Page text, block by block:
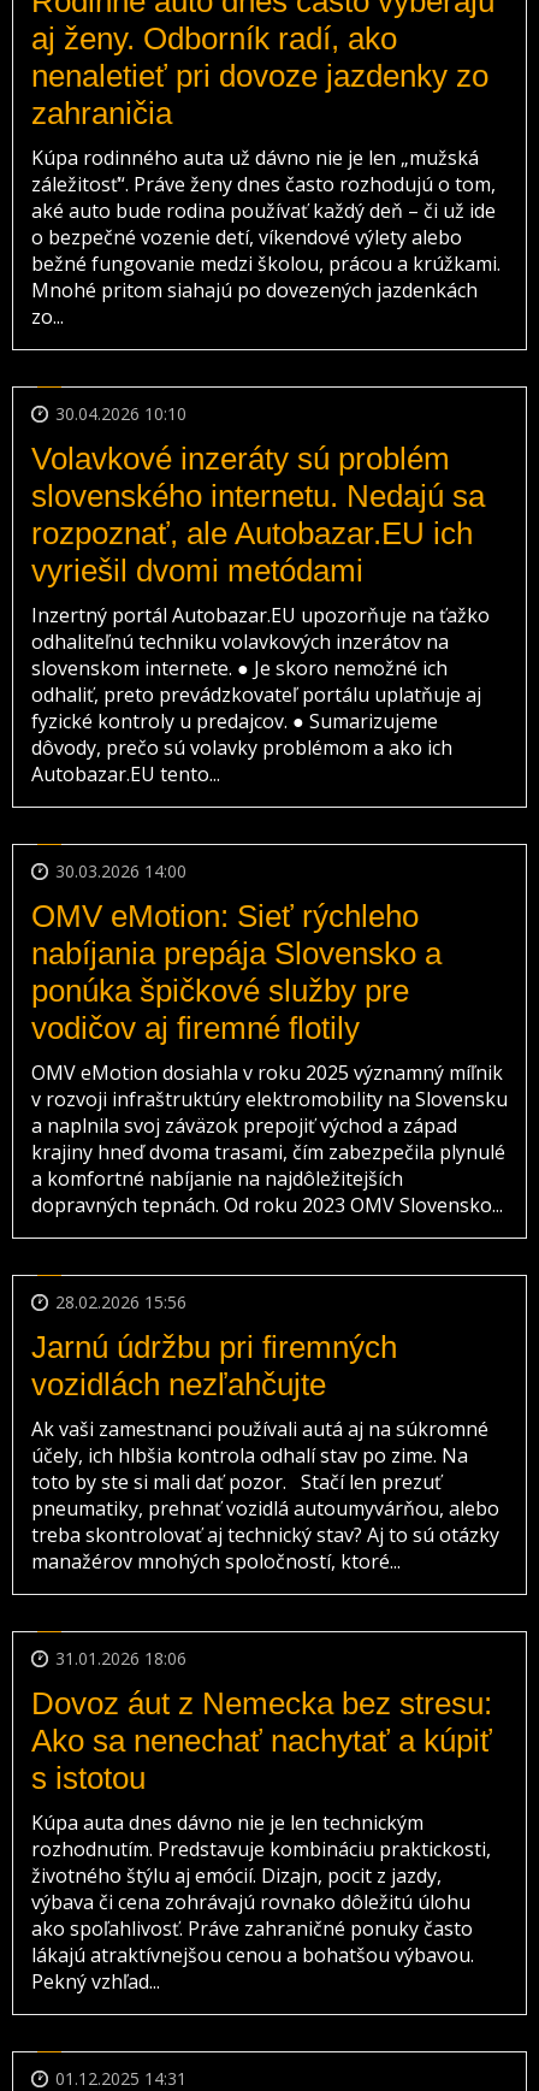
aj ženy. Odborník radí, ako
nenaletieť pri dovoze jazdenky zo
zahraničia
Kúpa rodinného auta už dávno nie je len „mužská
záležitosť“. Práve ženy dnes často rozhodujú o tom,
aké auto bude rodina používať každý deň – či už ide
o bezpečné vozenie detí, víkendové výlety alebo
bežné fungovanie medzi školou, prácou a krúžkami.
Mnohé pritom siahajú po dovezených jazdenkách
zo...
30.04.2026 10:10
Volavkové inzeráty sú problém
slovenského internetu. Nedajú sa
rozpoznať, ale Autobazar.EU ich
vyriešil dvomi metódami
Inzertný portál Autobazar.EU upozorňuje na ťažko
odhaliteľnú techniku volavkových inzerátov na
slovenskom internete. ● Je skoro nemožné ich
odhaliť, preto prevádzkovateľ portálu uplatňuje aj
fyzické kontroly u predajcov. ● Sumarizujeme
dôvody, prečo sú volavky problémom a ako ich
Autobazar.EU tento...
30.03.2026 14:00
OMV eMotion: Sieť rýchleho
nabíjania prepája Slovensko a
ponúka špičkové služby pre
vodičov aj firemné flotily
OMV eMotion dosiahla v roku 2025 významný míľnik
v rozvoji infraštruktúry elektromobility na Slovensku
a naplnila svoj záväzok prepojiť východ a západ
krajiny hneď dvoma trasami, čím zabezpečila plynulé
a komfortné nabíjanie na najdôležitejších
dopravných tepnách. Od roku 2023 OMV Slovensko...
28.02.2026 15:56
Jarnú údržbu pri firemných
vozidlách nezľahčujte
Ak vaši zamestnanci používali autá aj na súkromné
účely, ich hlbšia kontrola odhalí stav po zime. Na
toto by ste si mali dať pozor. Stačí len prezuť
pneumatiky, prehnať vozidlá autoumyvárňou, alebo
treba skontrolovať aj technický stav? Aj to sú otázky
manažérov mnohých spoločností, ktoré...
31.01.2026 18:06
Dovoz áut z Nemecka bez stresu:
Ako sa nenechať nachytať a kúpiť
s istotou
Kúpa auta dnes dávno nie je len technickým
rozhodnutím. Predstavuje kombináciu praktickosti,
životného štýlu aj emócií. Dizajn, pocit z jazdy,
výbava či cena zohrávajú rovnako dôležitú úlohu
ako spoľahlivosť. Práve zahraničné ponuky často
lákajú atraktívnejšou cenou a bohatšou výbavou.
Pekný vzhľad...
01.12.2025 14:31